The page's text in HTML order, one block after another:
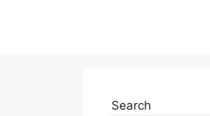
Search